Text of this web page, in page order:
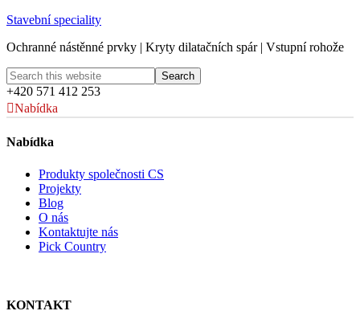
Stavební speciality
Ochranné nástěnné prvky | Kryty dilatačních spár | Vstupní rohože
+420 571 412 253
Nabídka
Nabídka
Produkty společnosti CS
Projekty
Blog
O nás
Kontaktujte nás
Pick Country
KONTAKT